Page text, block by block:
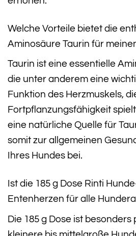
Welche Vorteile bietet die
Aminosäure Taurin für
Taurin ist eine essentielle
die unter anderem eine
Funktion des Herzmuskels,
Fortpflanzungsfähigkeit
eine natürliche Quelle für
somit zur allgemeinen
Ihres Hundes bei.
Ist die 185 g Dose Rinti
Entenherzen für alle
Die 185 g Dose ist